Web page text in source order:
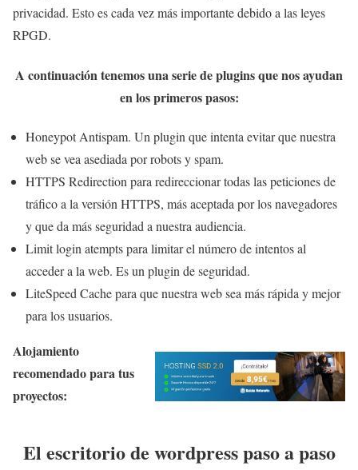
privacidad. Esto es cada vez más importante debido a las leyes
RPGD.
A continuación tenemos una serie de plugins que nos ayudan
en los primeros pasos:
Honeypot Antispam. Un plugin que intenta evitar que nuestra
web se vea asediada por robots y spam.
HTTPS Redirection para redireccionar todas las peticiones de
tráfico a la versión HTTPS, más aceptada por los navegadores
y que da más seguridad a nuestra audiencia.
Limit login atempts para limitar el número de intentos al
acceder a la web. Es un plugin de seguridad.
LiteSpeed Cache para que nuestra web sea más rápida y mejor
para los usuarios.
Alojamiento
recomendado para tus
proyectos:
El escritorio de wordpress paso a paso